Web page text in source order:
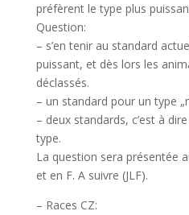
préfèrent le type plus
Question:
– s’en tenir au standard
puissant, et dès lors les
déclassés.
– un standard pour un type
– deux standards, c’est à
type.
La question sera présentée
et en F. A suivre (JLF).
– Races CZ: